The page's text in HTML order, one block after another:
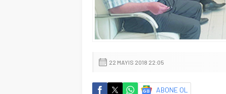
22 MAYIS 2018 22:05
ABONE OL